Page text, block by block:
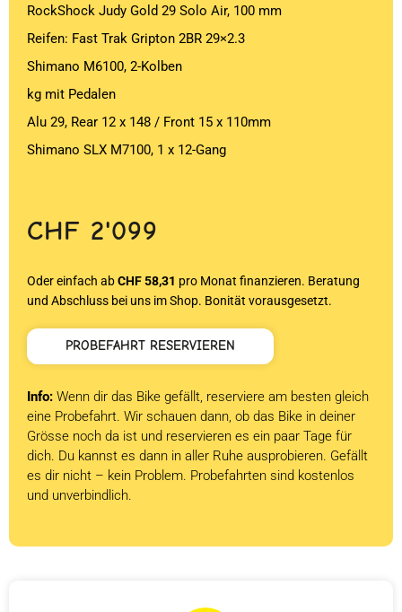
RockShock Judy Gold 29 Solo Air, 100 mm
Reifen: Fast Trak Gripton 2BR 29×2.3
Shimano M6100, 2-Kolben
kg mit Pedalen
Alu 29, Rear 12 x 148 / Front 15 x 110mm
Shimano SLX M7100, 1 x 12-Gang
CHF 2'099
Oder einfach abCHF 58,31 pro Monat finanzieren. Beratung
und Abschluss bei uns im Shop. Bonität vorausgesetzt.
PROBEFAHRT RESERVIEREN
Info: Wenn dir das Bike gefällt, reserviere am besten gleich
eine Probefahrt. Wir schauen dann, ob das Bike in deiner
Grösse noch da ist und reservieren es ein paar Tage für
dich. Du kannst es dann in aller Ruhe ausprobieren. Gefällt
es dir nicht – kein Problem. Probefahrten sind kostenlos
und unverbindlich.